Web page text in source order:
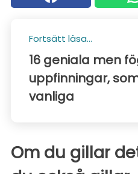
Fortsätt läsa...
16 geniala men
uppfinningar,
vanliga
Om du gillar